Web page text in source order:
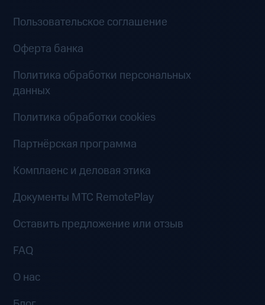
Пользовательское соглашение
Оферта банка
Политика обработки персональных
данных
Политика обработки cookies
Партнёрская программа
Комплаенс и деловая этика
Документы MTC RemotePlay
Оставить предложение или отзыв
FAQ
О нас